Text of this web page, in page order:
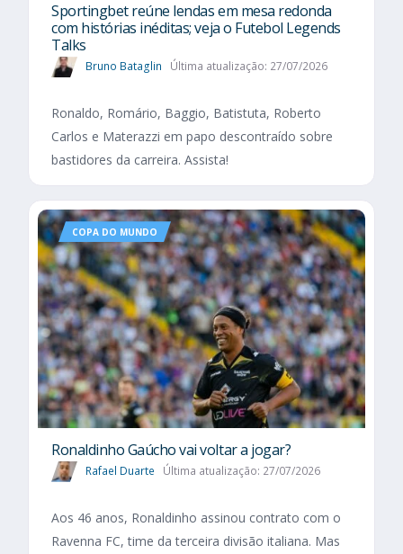
Sportingbet reúne lendas em mesa redonda
com histórias inéditas; veja o Futebol Legends
Talks
Bruno Bataglin Última atualização: 27/07/2026
Ronaldo, Romário, Baggio, Batistuta, Roberto
Carlos e Materazzi em papo descontraído sobre
bastidores da carreira. Assista!
COPA DO MUNDO
Ronaldinho Gaúcho vai voltar a jogar?
Rafael Duarte Última atualização: 27/07/2026
Aos 46 anos, Ronaldinho assinou contrato com o
Ravenna FC, time da terceira divisão italiana. Mas